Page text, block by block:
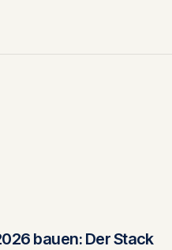
bauen: Der Stack